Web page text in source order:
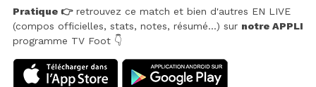
Pratique 👉retrouvez ce match et bien d'autres EN LIVE
(compos officielles, stats, notes, résumé...) sur notre APPLI
programme TV Foot 👇